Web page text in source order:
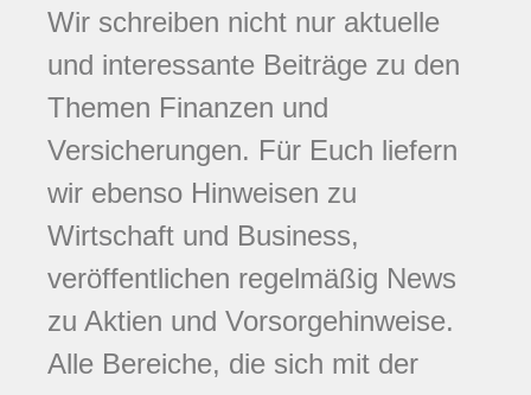
Wir schreiben nicht nur aktuelle
und interessante Beiträge zu den
Themen Finanzen und
Versicherungen. Für Euch liefern
wir ebenso Hinweisen zu
Wirtschaft und Business,
veröffentlichen regelmäßig News
zu Aktien und Vorsorgehinweise.
Alle Bereiche, die sich mit der